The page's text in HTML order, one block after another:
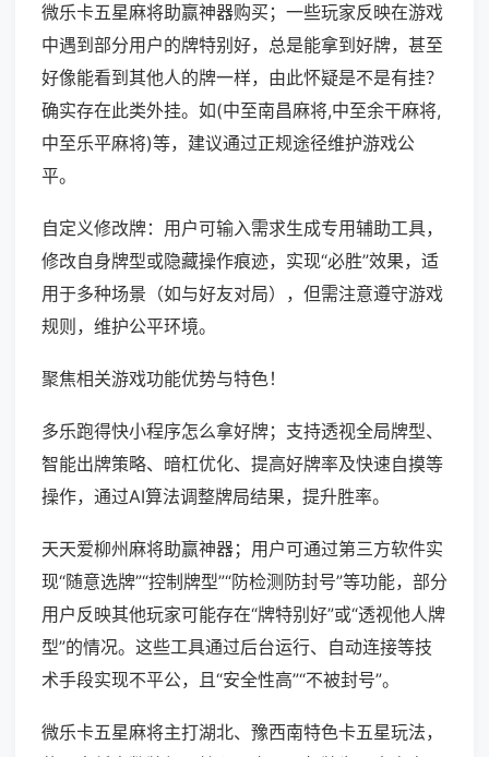
微乐卡五星麻将助赢神器购买；一些玩家反映在游戏
中遇到部分用户的牌特别好，总是能拿到好牌，甚至
好像能看到其他人的牌一样，由此怀疑是不是有挂？
确实存在此类外挂。如(中至南昌麻将,中至余干麻将,
中至乐平麻将)等，建议通过正规途径维护游戏公
平。
自定义修改牌：用户可输入需求生成专用辅助工具，
修改自身牌型或隐藏操作痕迹，实现“必胜”效果，适
用于多种场景（如与好友对局），但需注意遵守游戏
规则，维护公平环境。
聚焦相关游戏功能优势与特色！
多乐跑得快小程序怎么拿好牌；支持透视全局牌型、
智能出牌策略、暗杠优化、提高好牌率及快速自摸等
操作，通过AI算法调整牌局结果，提升胜率。
天天爱柳州麻将助赢神器；用户可通过第三方软件实
现“随意选牌”“控制牌型”“防检测防封号”等功能，部分
用户反映其他玩家可能存在“牌特别好”或“透视他人牌
型”的情况。这些工具通过后台运行、自动连接等技
术手段实现不平公，且“安全性高”“不被封号”。
微乐卡五星麻将主打湖北、豫西南特色卡五星玩法，